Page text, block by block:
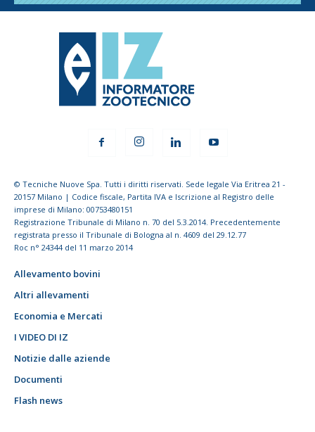
© Tecniche Nuove Spa. Tutti i diritti riservati. Sede legale Via Eritrea 21 -
20157 Milano | Codice fiscale, Partita IVA e Iscrizione al Registro delle
imprese di Milano: 00753480151
Registrazione Tribunale di Milano n. 70 del 5.3.2014. Precedentemente
registrata presso il Tribunale di Bologna al n. 4609 del 29.12.77
Roc n° 24344 del 11 marzo 2014
Allevamento bovini
Altri allevamenti
Economia e Mercati
I VIDEO DI IZ
Notizie dalle aziende
Documenti
Flash news